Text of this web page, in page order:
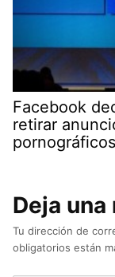
Facebook
retirar
pornográficos
Deja
Tu dirección de
obligatorios están